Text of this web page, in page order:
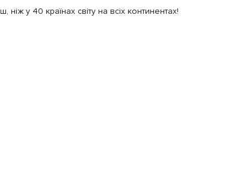
у 40 країнах світу на всіх континентах!